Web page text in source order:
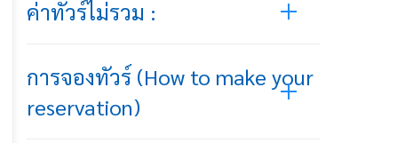
ค่าทัวร์ไม่รวม :
การจองทัวร์ (How to make your
reservation)